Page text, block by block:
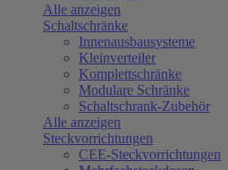
Alle anzeigen
Schaltschränke
Innenausbausysteme
Kleinverteiler
Komplettschränke
Modulare Schränke
Schaltschrank-Zubehör
Alle anzeigen
Steckvorrichtungen
CEE-Steckvorrichtungen